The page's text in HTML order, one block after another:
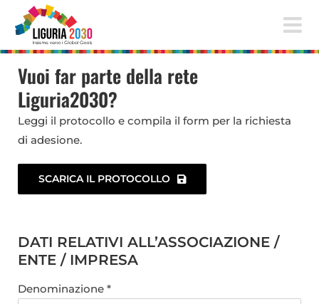
contenuto
Vuoi far parte della rete
Liguria2030?
Leggi il protocollo e compila il form per la richiesta
di adesione.
SCARICA IL PROTOCOLLO
DATI RELATIVI ALL’ASSOCIAZIONE /
ENTE / IMPRESA
Denominazione *